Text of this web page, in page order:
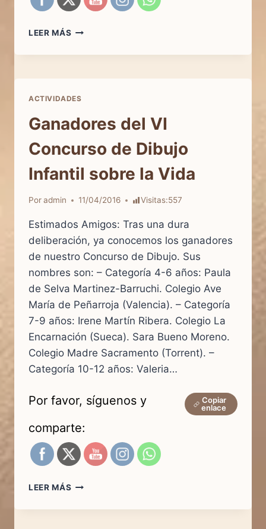
LEER MÁS BASES
VII
ACTIVIDADES
Ganadores del VI
Concurso de Dibujo
Infantil sobre la Vida
Poradmin 11/04/2016 Visitas:557
Estimados Amigos: Tras una dura
deliberación, ya conocemos los ganadores
de nuestro Concurso de Dibujo. Sus
nombres son: – Categoría 4-6 años: Paula
de Selva Martinez-Barruchi. Colegio Ave
María de Peñarroja (Valencia). – Categoría
7-9 años: Irene Martín Ribera. Colegio La
Encarnación (Sueca). Sara Bueno Moreno.
Colegio Madre Sacramento (Torrent). –
Categoría 10-12 años: Valeria…
Por favor, síguenos y
comparte:
Copiar
enlace
LEER MÁS GANADORES
VI